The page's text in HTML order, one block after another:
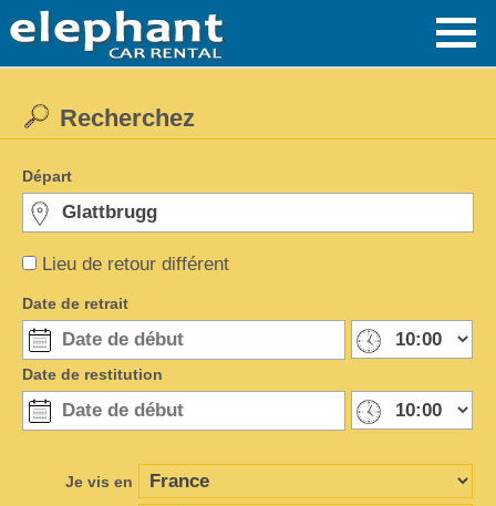
Lieu de retour différent
Recherchez
Départ
Date de retrait
Date de restitution
Je vis en